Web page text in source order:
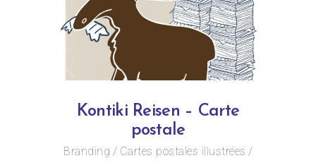
Kontiki Reisen – Carte
postale
Branding
Cartes postales illustrées